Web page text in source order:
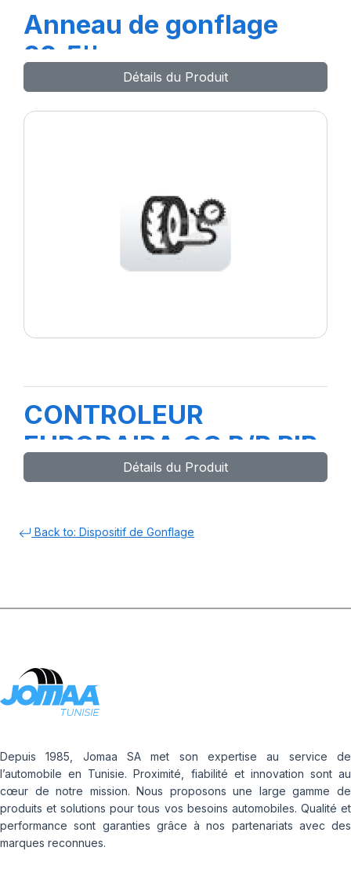
Anneau de gonflage
22.5''
Détails du Produit
CONTROLEUR
EURODAIRA GC B/P PIP
38039-99Détails du Produit
Back to: Dispositif de Gonflage
Depuis 1985, Jomaa SA met son expertise au service de
l’automobile en Tunisie. Proximité, fiabilité et innovation sont au
cœur de notre mission. Nous proposons une large gamme de
produits et solutions pour tous vos besoins automobiles. Qualité et
performance sont garanties grâce à nos partenariats avec des
marques reconnues.